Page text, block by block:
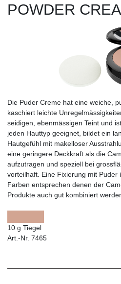
POWDER
Die Puder Creme hat eine weiche,
kaschiert leichte
seidigen, ebenmässigen Teint und
jeden Hauttyp geeignet, bildet ein
Hautgefühl mit makelloser
eine geringere Deckkraft als die
aufzutragen und speziell bei
vorteilhaft. Eine Fixierung mit Puder
Farben entsprechen denen der
Produkte auch gut kombiniert
10 g Tiegel
Art.-Nr. 7465